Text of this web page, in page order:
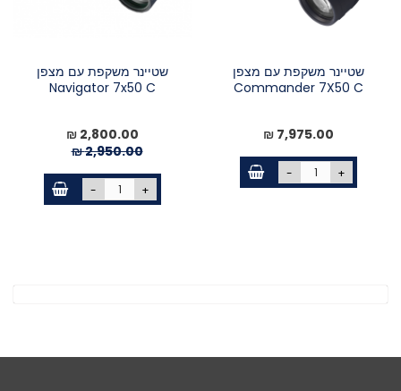
שטיינר משקפת עם מצפן
Commander 7X50 C
7,975.00 ₪
- +
שטיינר משקפת עם מצפן
Navigator 7x50 C
מחיר
מיוחד
2,800.00 ₪
2,950.00 ₪
- +